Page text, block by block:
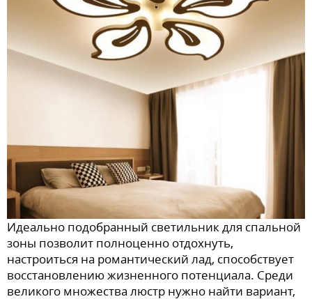
Идеально подобранный светильник для спальной
зоны позволит полноценно отдохнуть,
настроиться на романтический лад, способствует
восстановлению жизненного потенциала. Среди
великого множества люстр нужно найти вариант,